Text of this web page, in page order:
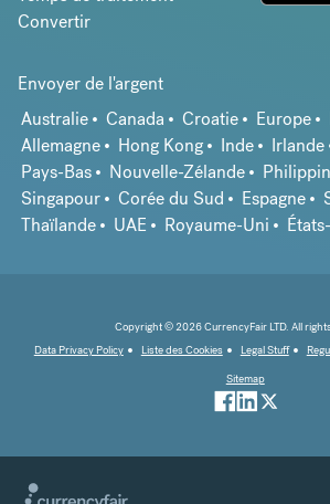
Convertir
Envoyer de l'argent
Australie
Canada Croatie Europe
Allemagne
Hong Kong Inde Irlande
Pays-Bas
Nouvelle-Zélande
Singapour
Corée du Sud Espagne
Thaïlande
UAE Royaume-Uni
Copyright © 2026 CurrencyFair LTD. All
Data Privacy Policy
Liste des Cookies Legal Stuff
Sitemap